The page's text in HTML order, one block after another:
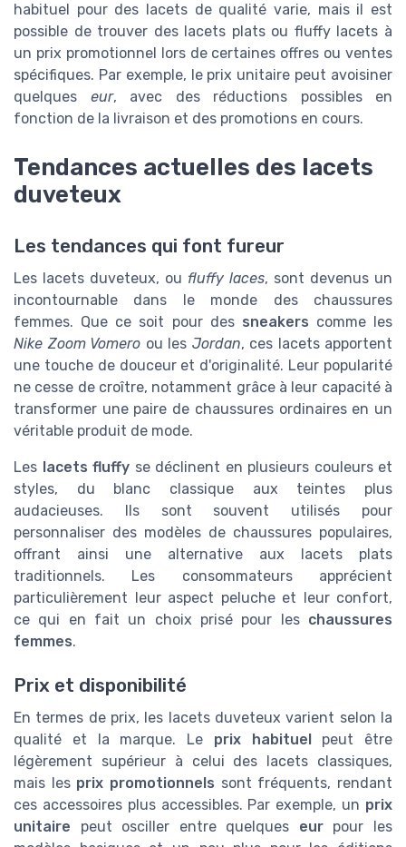
habituel
pour des lacets de qualité varie, mais il est
possible de trouver des lacets platsou fluffy lacets à
un prix promotionnel
lors de certaines offres ou ventes
spécifiques. Par exemple, le prix unitaire peut avoisiner
quelques eur, avec des réductions possibles en
fonction de la livraison et des promotions en cours.
Tendances actuelles des lacets
duveteux
Les tendances qui font fureur
Les lacets duveteux, ou fluffy laces, sont devenus un
incontournable dans le monde des chaussures
femmes. Que ce soit pour des sneakers comme les
Nike Zoom Vomero ou les Jordan, ces lacets apportent
une touche de douceur et d'originalité. Leur popularité
ne cesse de croître, notamment grâce à leur capacité à
transformer une paire de chaussures ordinaires en un
véritable produit de mode.
Les lacets fluffy se déclinent en plusieurs couleurs et
styles, du blanc classique aux teintes plus
audacieuses. Ils sont souvent utilisés pour
personnaliser des modèles de chaussures populaires,
offrant ainsi une alternative aux lacets plats
traditionnels. Les consommateurs apprécient
particulièrement leur aspect peluche et leur confort,
ce qui en fait un choix prisé pour les chaussures
femmes.
Prix et disponibilité
En termes de prix, les lacets duveteux varient selon la
qualité et la marque. Le prix habituelpeut être
légèrement supérieur à celui des lacets classiques,
mais les prix promotionnels sont fréquents, rendant
ces accessoires plus accessibles. Par exemple, un prix
unitaire peut osciller entre quelques eurpour les